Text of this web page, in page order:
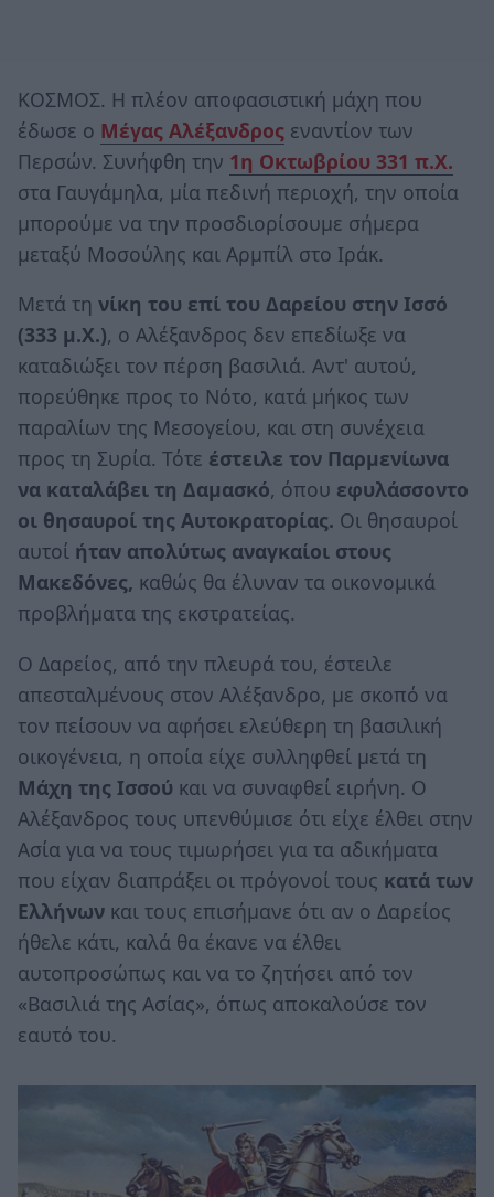
ΚΟΣΜΟΣ. Η πλέον αποφασιστική μάχη που
έδωσε ο Μέγας Αλέξανδρος εναντίον των
Περσών. Συνήφθη την 1η Οκτωβρίου 331 π.Χ.
στα Γαυγάμηλα, μία πεδινή περιοχή, την οποία
μπορούμε να την προσδιορίσουμε σήμερα
μεταξύ Μοσούλης και Αρμπίλ στο Ιράκ.
Μετά τη νίκη του επί του Δαρείου στην Ισσό
(333 μ.Χ.), ο Αλέξανδρος δεν επεδίωξε να
καταδιώξει τον πέρση βασιλιά. Αντ' αυτού,
πορεύθηκε προς το Νότο, κατά μήκος των
παραλίων της Μεσογείου, και στη συνέχεια
προς τη Συρία. Τότε έστειλε τον Παρμενίωνα
να καταλάβει τη Δαμασκό, όπου εφυλάσσοντο
οι θησαυροί της Αυτοκρατορίας. Οι θησαυροί
αυτοί ήταν απολύτως αναγκαίοι στους
Μακεδόνες, καθώς θα έλυναν τα οικονομικά
προβλήματα της εκστρατείας.
Ο Δαρείος, από την πλευρά του, έστειλε
απεσταλμένους στον Αλέξανδρο, με σκοπό να
τον πείσουν να αφήσει ελεύθερη τη βασιλική
οικογένεια, η οποία είχε συλληφθεί μετά τη
Μάχη της Ισσού και να συναφθεί ειρήνη. Ο
Αλέξανδρος τους υπενθύμισε ότι είχε έλθει στην
Ασία για να τους τιμωρήσει για τα αδικήματα
που είχαν διαπράξει οι πρόγονοί τους κατά των
Ελλήνων και τους επισήμανε ότι αν ο Δαρείος
ήθελε κάτι, καλά θα έκανε να έλθει
αυτοπροσώπως και να το ζητήσει από τον
«Βασιλιά της Ασίας», όπως αποκαλούσε τον
εαυτό του.